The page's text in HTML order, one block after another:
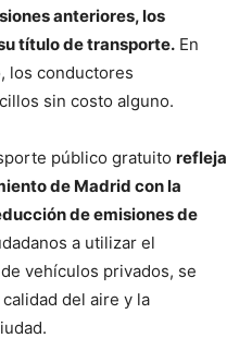
anteriores, los
título de transporte. En
los conductores
sin costo alguno.
público gratuito refleja
de Madrid con la
de emisiones de
a utilizar el
vehículos privados, se
del aire y la